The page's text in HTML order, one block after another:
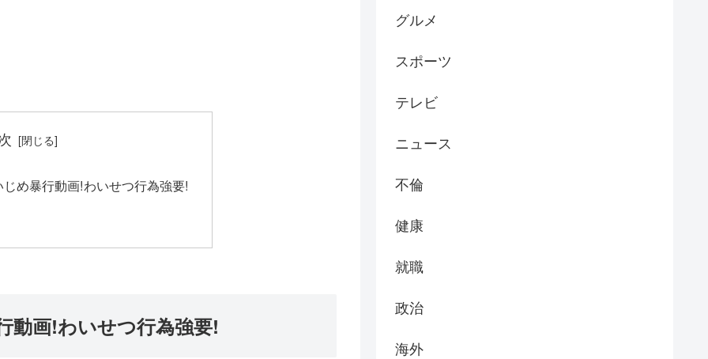
め暴行動画!わいせつ行為強要!
動画!わいせつ行為強要!
グルメ
スポーツ
テレビ
ニュース
不倫
健康
就職
政治
海外